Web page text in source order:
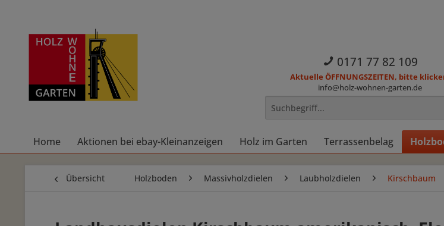
0171 77 82 109
Aktuelle ÖFFNUNGSZEITEN, bitte
info@holz-wohnen-garten.de
Home Aktionen bei ebay-Kleinanzeigen Holz im Garten Terrassenbelag
Übersicht Holzboden Massivholzdielen Laubholzdielen Kirschbaum